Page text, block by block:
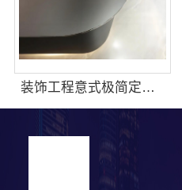
装饰工程意式极简定制厂家，华居不锈钢